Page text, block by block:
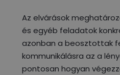
Az elvárások
és egyéb feladatok
azonban a beosztottak
kommunikálásra az a
pontosan hogyan